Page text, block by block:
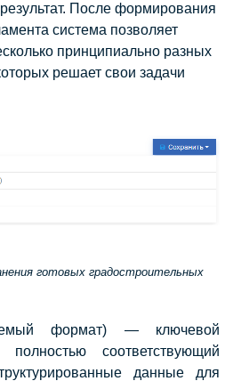
После формирования
система позволяет
принципиально разных
решает свои задачи
готовых градостроительных
формат) — ключевой
соответствующий
данные для